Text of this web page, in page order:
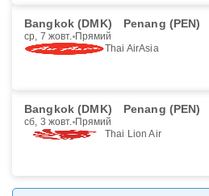
Bangkok (DMK) Penang (PEN)
ср, 7 жовт. Прямий
Thai AirAsia
Bangkok (DMK) Penang (PEN)
сб, 3 жовт. Прямий
Thai Lion Air